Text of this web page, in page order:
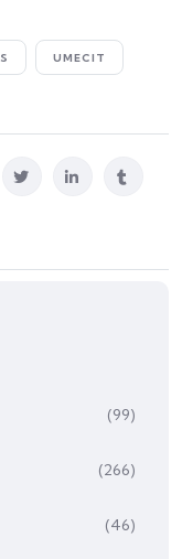
UMECIT
(99)
(266)
(46)